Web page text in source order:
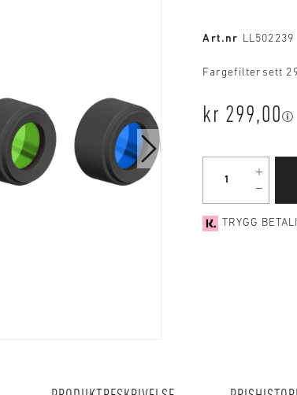
Art.nr LL502239
Fargefiltersett
kr 299,00
TRYGG